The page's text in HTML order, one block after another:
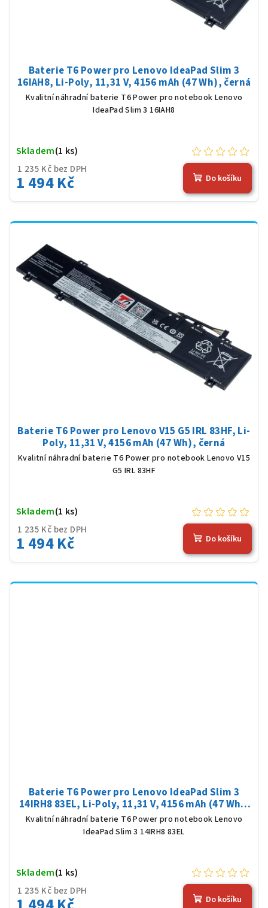
Baterie T6 Power pro Lenovo IdeaPad Slim 3
16IAH8, Li-Poly, 11,31 V, 4156 mAh (47 Wh), černá
Kvalitní náhradní baterie T6 Power pro notebook Lenovo
IdeaPad Slim 3 16IAH8
1 235 Kč bez DPH
1 494 Kč
Skladem(1 ks)
Do košíku
Baterie T6 Power pro Lenovo V15 G5 IRL 83HF, Li-
Poly, 11,31 V, 4156 mAh (47 Wh), černá
Kvalitní náhradní baterie T6 Power pro notebook Lenovo V15
G5 IRL 83HF
1 235 Kč bez DPH
1 494 Kč
Skladem(1 ks)
Do košíku
Baterie T6 Power pro Lenovo IdeaPad Slim 3
14IRH8 83EL, Li-Poly, 11,31 V, 4156 mAh (47 Wh),
černá
Kvalitní náhradní baterie T6 Power pro notebook Lenovo
IdeaPad Slim 3 14IRH8 83EL
1 235 Kč bez DPH
Skladem(1 ks)
Do košíku